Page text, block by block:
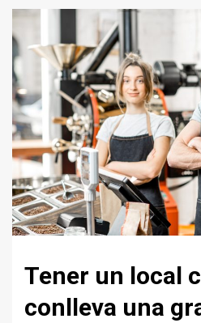
Tener un local
conlleva una